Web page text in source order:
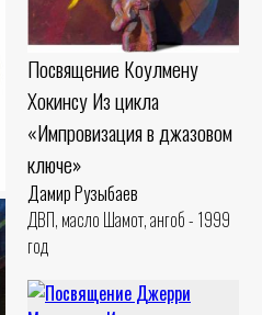
Посвящение Коулмену
Хокинсу Из цикла
«Импровизация в джазовом
ключе»
Дамир Рузыбаев
ДВП, масло Шамот, ангоб - 1999
год